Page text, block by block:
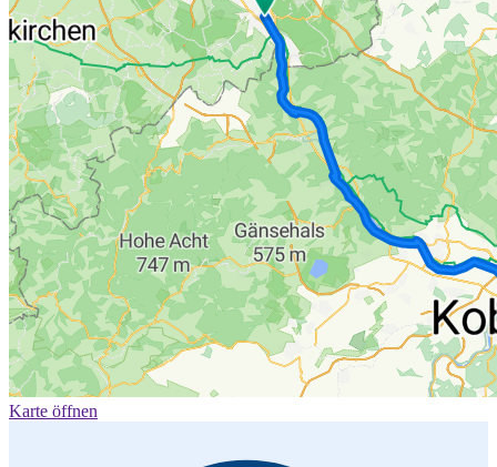
Karte öffnen